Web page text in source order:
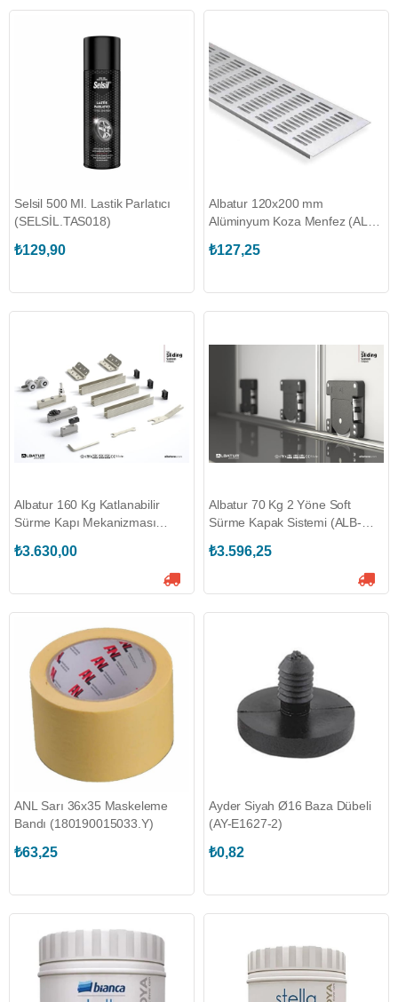
Selsil 500 Ml. Lastik Parlatıcı
(SELSİL.TAS018)
₺129,90
Albatur 120x200 mm
Alüminyum Koza Menfez (ALB-
₺127,25
Albatur 160 Kg Katlanabilir
Sürme Kapı Mekanizması
₺3.630,00
Albatur 70 Kg 2 Yöne Soft
Sürme Kapak Sistemi (ALB-
₺3.596,25
ANL Sarı 36x35 Maskeleme
Bandı (180190015033.Y)
₺63,25
Ayder Siyah Ø16 Baza Dübeli
(AY-E1627-2)
₺0,82